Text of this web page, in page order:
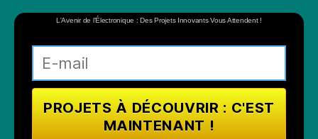
L'Avenir de l'Électronique : Des Projets Innovants Vous Attendent !